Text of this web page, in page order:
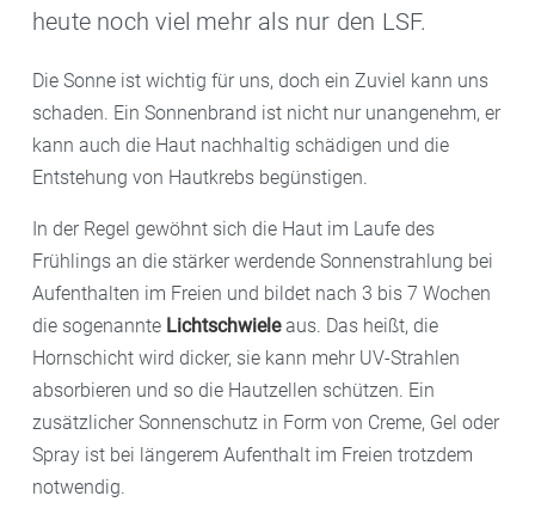
heute noch viel mehr als nur den LSF.
Die Sonne ist wichtig für uns, doch ein Zuviel kann uns
schaden. Ein Sonnenbrand ist nicht nur unangenehm, er
kann auch die Haut nachhaltig schädigen und die
Entstehung von Hautkrebs begünstigen.
In der Regel gewöhnt sich die Haut im Laufe des
Frühlings an die stärker werdende Sonnenstrahlung bei
Aufenthalten im Freien und bildet nach 3 bis 7 Wochen
die sogenannte Lichtschwieleaus. Das heißt, die
Hornschicht wird dicker, sie kann mehr UV-Strahlen
absorbieren und so die Hautzellen schützen. Ein
zusätzlicher Sonnenschutz in Form von Creme, Gel oder
Spray ist bei längerem Aufenthalt im Freien trotzdem
notwendig.